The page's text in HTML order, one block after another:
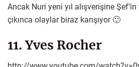
Ancak Nuri yeni yıl alışverişine
çıkınca olaylar biraz karışıyor 🙂
11. Yves Rocher